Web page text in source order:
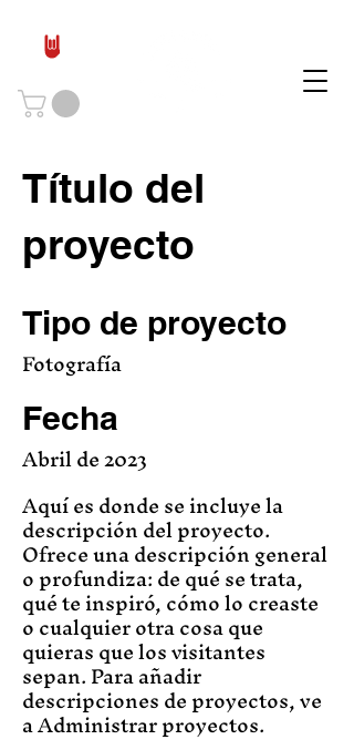
Título del
proyecto
Tipo de proyecto
Fotografía
Fecha
Abril de 2023
Aquí es donde se incluye la
descripción del proyecto.
Ofrece una descripción general
o profundiza: de qué se trata,
qué te inspiró, cómo lo creaste
o cualquier otra cosa que
quieras que los visitantes
sepan. Para añadir
descripciones de proyectos, ve
a Administrar proyectos.